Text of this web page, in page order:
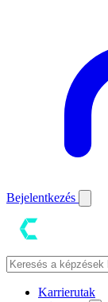
Bejelentkezés
Karrierutak